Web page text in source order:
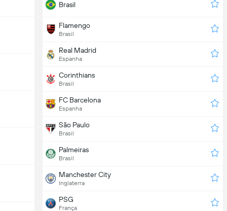
Brasil
Flamengo
Brasil
Real Madrid
Espanha
Corinthians
Brasil
FC Barcelona
Espanha
São Paulo
Brasil
Palmeiras
Brasil
Manchester City
Inglaterra
PSG
França